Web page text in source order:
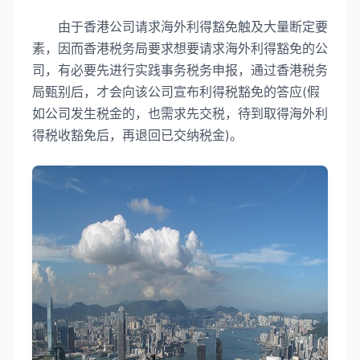
由于香港公司请求海外利得豁免触及大量断定要
素，因而香港税务局要求想要请求海外利得豁免的公
司，有必要先进行实践事务税务申报，通过香港税务
局甄别后，才会向该公司宣布利得税豁免的答应(假
如公司发生税金的，也需求先交税，待到取得海外利
得税收豁免后，再退回已交纳税金)。